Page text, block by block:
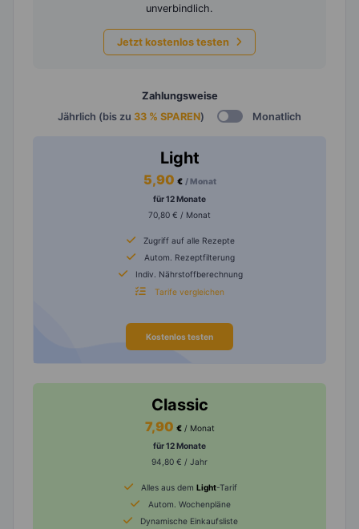
unverbindlich.
Jetzt kostenlos testen
Zahlungsweise
Jährlich (bis zu 33 % SPAREN) Monatlich
Light
5,90 € / Monat
für 12 Monate
70,80 € / Monat
Zugriff auf alle Rezepte
Autom. Rezeptfilterung
Indiv. Nährstoffberechnung
Tarife vergleichen
Kostenlos testen
Classic
7,90 € / Monat
für 12 Monate
94,80 € / Jahr
Alles aus dem Light-Tarif
Autom. Wochenpläne
Dynamische Einkaufsliste